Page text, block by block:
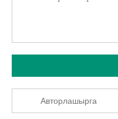
Авторлашырга